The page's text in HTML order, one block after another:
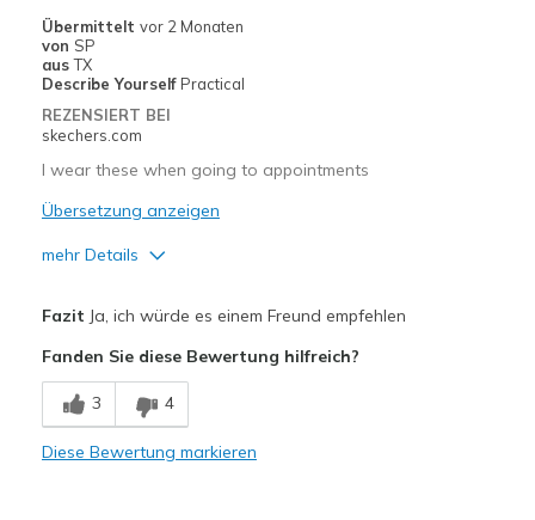
Sizing
View On Shoes
Shoes are for Wearing
Übermittelt vor 2 Monaten
von SP
aus TX
Describe Yourself Practical
REZENSIERT BEI
skechers.com
I wear these when going to appointments
Übersetzung anzeigen
mehr Details
Breathe Well
Comfortable
Fazit Ja, ich würde es einem Freund empfehlen
Fanden Sie diese Bewertung hilfreich?
3 4
Diese Bewertung markieren